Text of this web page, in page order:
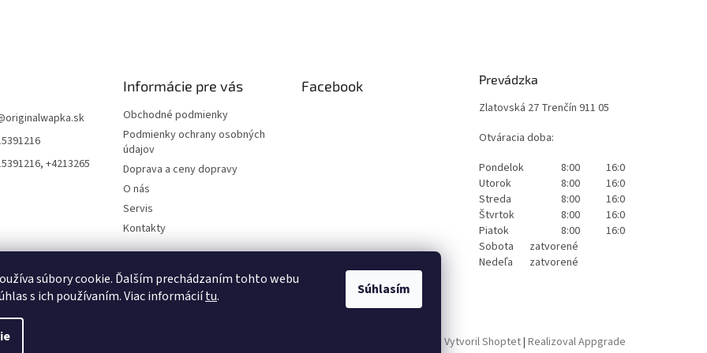
súbory cookie. Ďalším prechádzaním tohto webu
s ich používaním. Viac informáciítu. Súhlasím
originalwapka.sk
+4213265
Informácie pre vás
Obchodné podmienky
Podmienky ochrany osobných
údajov
Doprava a ceny dopravy
O nás
Servis
Kontakty
Facebook Prevádzka
Zlatovská 27 Trenčín 911 05
Otváracia doba:
Pondelok
8:00
16:00
Utorok
8:00
16:00
Streda
8:00
16:00
Štvrtok
8:00
16:00
Piatok
8:00
16:00
Sobota
zatvorené
Nedeľa
zatvorené
Vytvoril Shoptet| Realizoval Appgrade